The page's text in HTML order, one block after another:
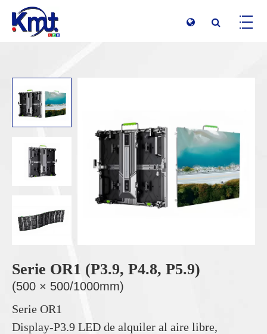
Serie OR1 (P3.9, P4.8, P5.9)
(500 × 500/1000mm)
Serie OR1
Display-P3.9 LED de alquiler al aire libre,